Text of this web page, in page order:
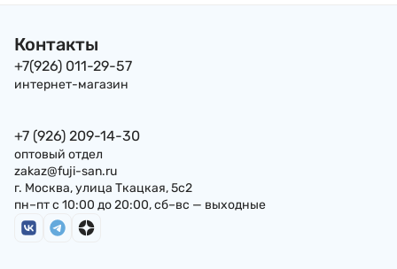
Контакты
+7(926) 011-29-57
интернет-магазин
+7 (926) 209-14-30
оптовый отдел
zakaz@fuji-san.ru
г. Москва, улица Ткацкая, 5с2
пн–пт с 10:00 до 20:00, сб–вс — выходные